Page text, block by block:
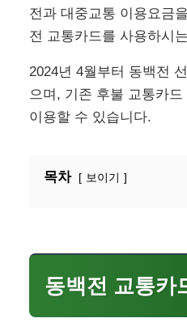
주요 생활권이 부산이라
전 교통카드를 사용하시
이용할 수 있습니다.
목차 보이기